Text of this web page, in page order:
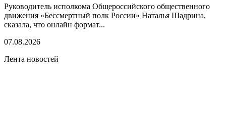
Руководитель исполкома Общероссийского общественного
движения «Бессмертный полк России» Наталья Шадрина,
сказала, что онлайн формат...
07.08.2026
Лента новостей